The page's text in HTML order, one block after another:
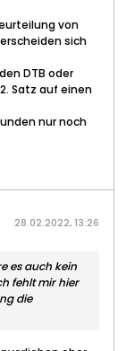
von
sich
DTB oder
Satz auf einen
nur noch
28.02.2022, 13:26
es auch kein
fehlt mir hier
die